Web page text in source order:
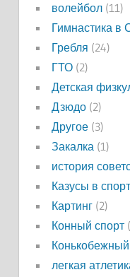
волейбол(11)
Гимнастика
Гребля (24)
ГТО(2)
Детская
Дзюдо(2)
Другое(3)
Закалка(1)
история
Казусы в
Картинг(2)
Конный спорт
легкая